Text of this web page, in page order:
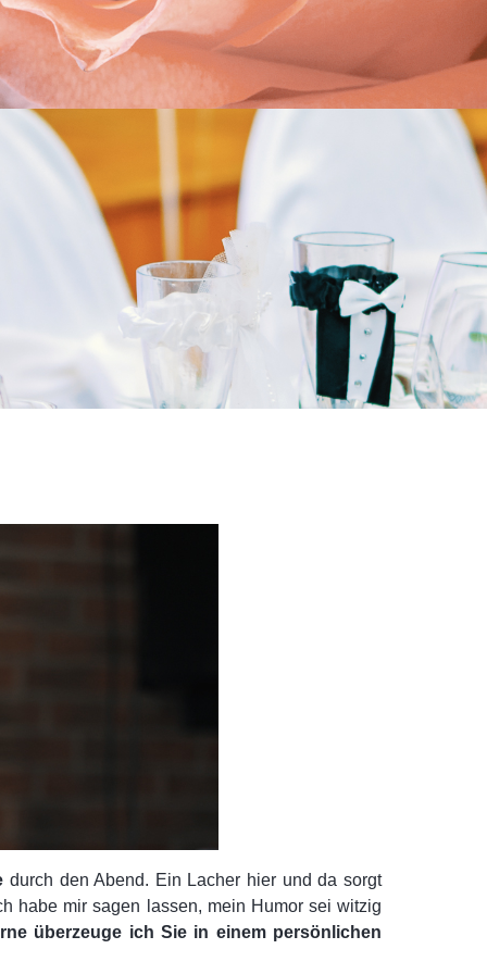
durch den Abend. Ein Lacher hier und da sorgt
habe mir sagen lassen, mein Humor sei witzig
überzeuge ich Sie in einem persönlichen